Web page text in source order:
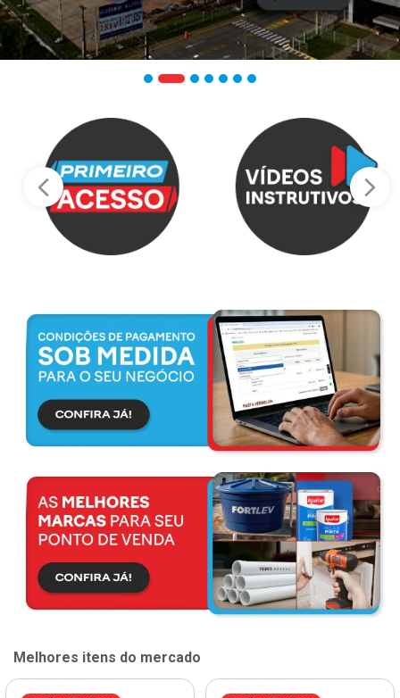
Melhores itens do mercado